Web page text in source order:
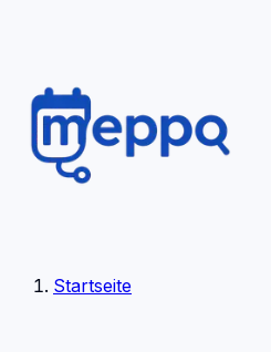
Startseite